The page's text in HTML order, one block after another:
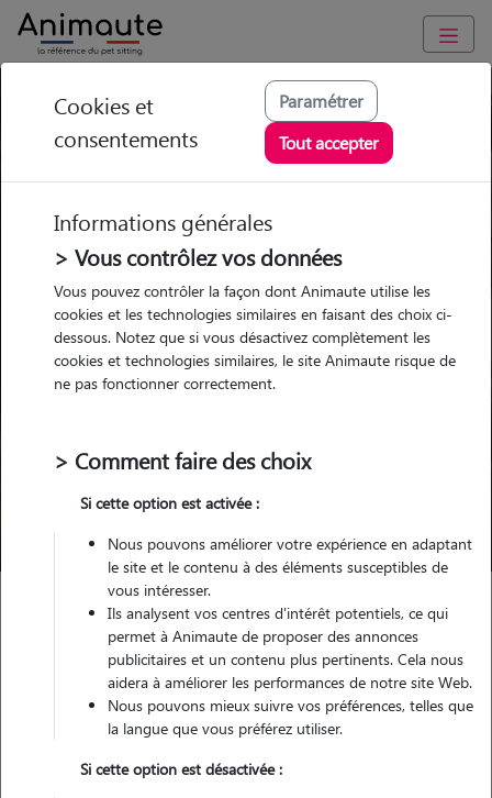
Trouvez votre gardien idéal !
Garde
chez le Pet Sitter
Garde
chez le Pet Sitter Visites
Visites
Pour quel animal ?
Trouver mon Pet Sitter
Garde animaux France Bretagne Finistère Briec
Nos cat sitters à Briec
Cookies et
consentements
Paramétrer
Tout accepter
Informations générales
> Vous contrôlez vos données
Vous pouvez contrôler la façon dont Animaute utilise les
cookies et les technologies similaires en faisant des choix ci-
dessous. Notez que si vous désactivez complètement les
cookies et technologies similaires, le site Animaute risque de
ne pas fonctionner correctement.
> Comment faire des choix
Si cette option est activée :
Nous pouvons améliorer votre expérience en adaptant
le site et le contenu à des éléments susceptibles de
vous intéresser.
Ils analysent vos centres d'intérêt potentiels, ce qui
permet à Animaute de proposer des annonces
publicitaires et un contenu plus pertinents. Cela nous
aidera à améliorer les performances de notre site Web.
Nous pouvons mieux suivre vos préférences, telles que
la langue que vous préférez utiliser.
Si cette option est désactivée :